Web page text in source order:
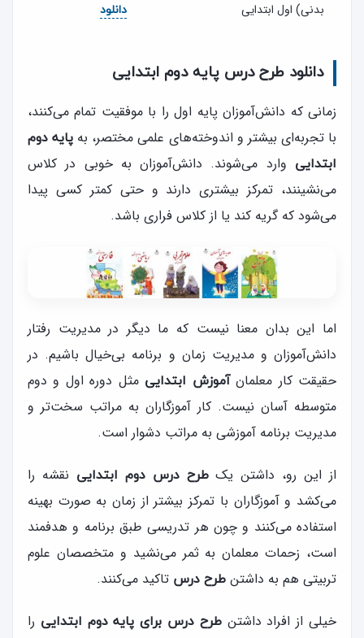
بدنی) اول ابتدایی
دانلود
دانلود طرح درس پایه دوم ابتدایی
زمانی که دانش‌آموزان پایه اول را با موفقیت تمام می‌کنند،
با تجربه‌ای بیشتر و اندوخته‌های علمی مختصر، به پایه دوم
ابتدایی وارد می‌شوند. دانش‌آموزان به خوبی در کلاس
می‌نشینند، تمرکز بیشتری دارند و حتی کمتر کسی پیدا
می‌شود که گریه کند یا از کلاس فراری باشد.
اما این بدان معنا نیست که ما دیگر در مدیریت رفتار
دانش‌آموزان و مدیریت زمان و برنامه بی‌خیال باشیم. در
حقیقت کار معلمانآموزش ابتدایی مثل دوره اول و دوم
متوسطه آسان نیست. کار آموزگاران به مراتب سخت‌تر و
مدیریت برنامه آموزشی به مراتب دشوار است.
از این رو، داشتن یکطرح درس دوم ابتدایی نقشه را
می‌کشد و آموزگاران با تمرکز بیشتر از زمان به صورت بهینه
استفاده می‌کنند و چون هر تدریسی طبق برنامه و هدفمند
است، زحمات معلمان به ثمر می‌نشید و متخصصان علوم
تربیتی هم به داشتن طرح درس تاکید می‌کنند.
خیلی از افراد داشتنطرح درس برای پایه دوم ابتدایی را